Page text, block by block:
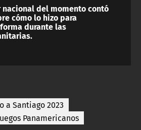
del momento contó
cómo lo hizo para
durante las
a Santiago 2023
Panamericanos